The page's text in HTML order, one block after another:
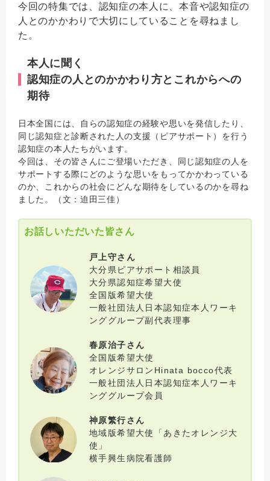
今回の特集では、認知症の本人に、本音や認知症の
人とのかかわりで大切にしていることを尋ねまし
た。
本人に聞く
認知症の人とのかかわり方とこれからへの
期待
日本全国には、自らの認知症の経験や思いを発信したり、
同じ認知症と診断された人の支援（ピアサポート）を行う
認知症の本人たちがいます。
今回は、その皆さんにご登場いただき、同じ認知症の人を
サポートする際にどのような思いをもってかかわっている
のか、これからの社会にどんな期待をしているのかを尋ね
ました。（文：迫田三佳）
お話しいただいた皆さん
戸上守さん
大分県ピアサポート相談員
大分県認知症希望大使
全国版希望大使
一般社団法人日本認知症本人ワーキ
ンググループ副代表理事
春原治子さん
全国版希望大使
オレンジサロンHinata bocco代表
一般社団法人日本認知症本人ワーキ
ンググループ会員
神原繁行さん
地域版希望大使「あきたオレンジ大
使」
横手興生病院看護師